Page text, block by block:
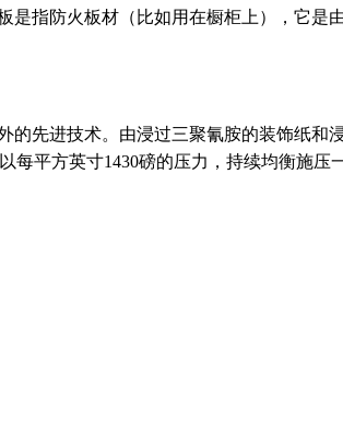
是指防火板材（比如用在橱柜上），它
进技术。由浸过三聚氰胺的装饰纸和
每平方英寸1430磅的压力，持续均衡施压一